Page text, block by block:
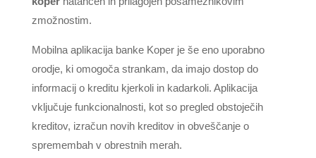
zmožnostim.
Mobilna aplikacija banke Koper je še eno uporabno
orodje, ki omogoča strankam, da imajo dostop do
informacij o kreditu kjerkoli in kadarkoli. Aplikacija
vključuje funkcionalnosti, kot so pregled obstoječih
kreditov, izračun novih kreditov in obveščanje o
spremembah v obrestnih merah.